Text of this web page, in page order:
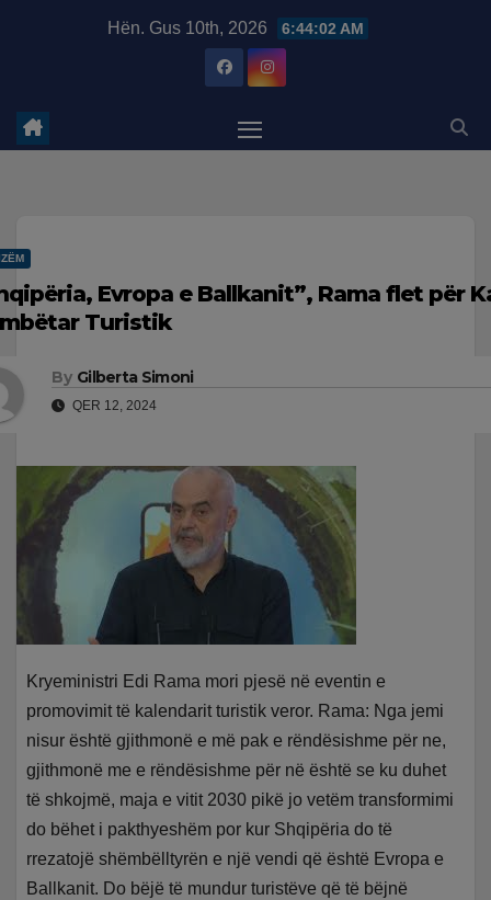
Hën. Gus 10th, 2026 6:44:02 AM
Evropa e Ballkanit”, Rama flet për
Turistik
By Gilberta Simoni
QER 12, 2024
Kryeministri Edi Rama mori pjesë në eventin e
promovimit të kalendarit turistik veror. Rama: Nga jemi
nisur është gjithmonë e më pak e rëndësishme për ne,
gjithmonë me e rëndësishme për në është se ku duhet
të shkojmë, maja e vitit 2030 pikë jo vetëm transformimi
do bëhet i pakthyeshëm por kur Shqipëria do të
rrezatojë shëmbëlltyrën e një vendi që është Evropa e
Ballkanit. Do bëjë të mundur turistëve që të bëjnë